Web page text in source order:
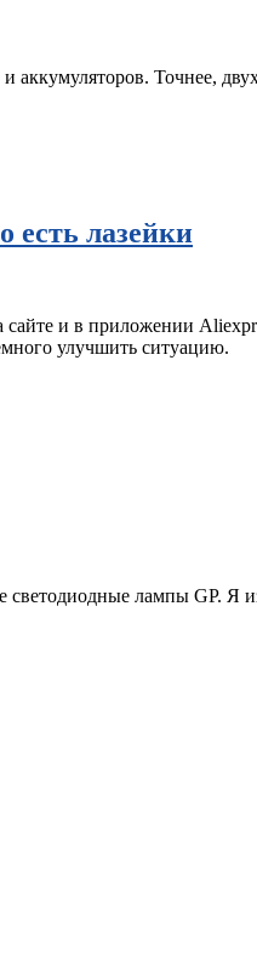
аккумуляторов. Точнее,
есть лазейки
и в приложении
улучшить ситуацию.
лампы GP. Я